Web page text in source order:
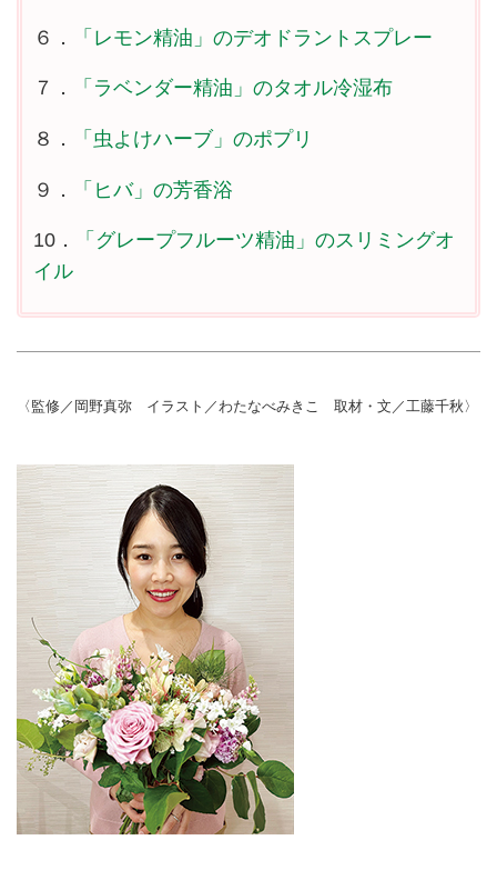
６． 「レモン精油」のデオドラントスプレー
７． 「ラベンダー精油」のタオル冷湿布
８． 「虫よけハーブ」のポプリ
９． 「ヒバ」の芳香浴
10．
「グレープフルーツ精油」のスリミングオ
イル
〈監修／岡野真弥 イラスト／わたなべみきこ 取材・文／工藤千秋〉